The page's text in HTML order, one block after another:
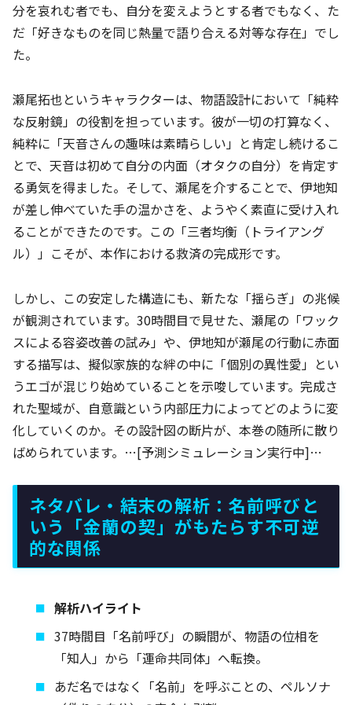
分を哀れむ者でも、自分を変えようとする者でもなく、た
だ「好きなものを同じ熱量で語り合える対等な存在」でし
た。
瀬尾拓也というキャラクターは、物語設計において「純粋
な反射鏡」の役割を担っています。彼が一切の打算なく、
純粋に「天音さんの趣味は素晴らしい」と肯定し続けるこ
とで、天音は初めて自分の内面（オタクの自分）を肯定す
る勇気を得ました。そして、瀬尾を介することで、伊地知
が差し伸べていた手の温かさを、ようやく素直に受け入れ
ることができたのです。この「三者均衡（トライアング
ル）」こそが、本作における救済の完成形です。
しかし、この安定した構造にも、新たな「揺らぎ」の兆候
が観測されています。30時間目で見せた、瀬尾の「ワック
スによる容姿改善の試み」や、伊地知が瀬尾の行動に赤面
する描写は、擬似家族的な絆の中に「個別の異性愛」とい
うエゴが混じり始めていることを示唆しています。完成さ
れた聖域が、自意識という内部圧力によってどのように変
化していくのか。その設計図の断片が、本巻の随所に散り
ばめられています。…[予測シミュレーション実行中]…
ネタバレ・結末の解析：名前呼びと
いう「金蘭の契」がもたらす不可逆
的な関係
解析ハイライト
37時間目「名前呼び」の瞬間が、物語の位相を
「知人」から「運命共同体」へ転換。
あだ名ではなく「名前」を呼ぶことの、ペルソナ